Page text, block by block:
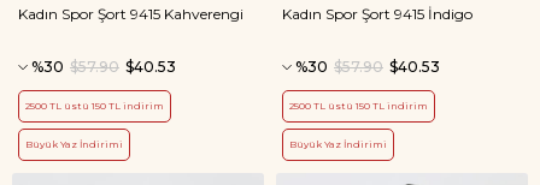
Kadın Spor Şort 9415 Kahverengi
%30 $40.53
$57.90
2500 TL üstü 150 TL indirim
Büyük Yaz İndirimi
Kadın Spor Şort 9415 İndigo
%30 $40.53
$57.90
2500 TL üstü 150 TL indirim
Büyük Yaz İndirimi